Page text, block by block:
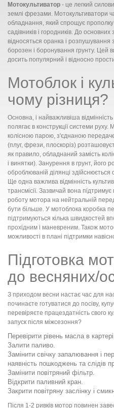
Мотокультиватор - це легкий
землі фрезами. Мотокультиватори
обладнання, який спрощує
садівників і городників. До
відносяться оранка і розпушування
борозен і боронування грунту. Цей
досить популярний і відносно
Мотоблок і
чому різниця?
Основна, і найважливіша
полягає в конструкції системи
колісною парою, з'єднаною
(плуг, фрези, плоскоріз)
як правило, обладнаний замість
і винятки). Занурення в грунт, його
оброблюваній ділянці
Ще одна важлива відмінність
трансмісії. Зазвичай вона
роботу мотора на нейтральній
бути більше. У мотоблока коробка
підтримуються кілька швидкостей
прохідним і маневреним. Також
можливості в плані підтримки
Підготовка
до весняних/
З приходом весни настає час для
починаєте готуватися до посіву,
перевіряєте працездатність свого
запуск після міжсезоння?
Перевірити рівень масла в
Залити паливо.
Замінити свічку запалювання і
наявність пошкоджень та слідів
Замінити повітряний фільтр.
Відкрити паливний кран.
Закрити повітряну заслінку і
Після 1-2 ривків мотор повинен